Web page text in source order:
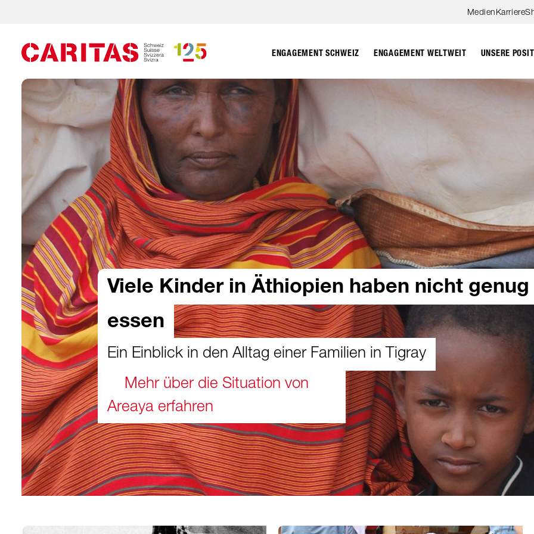
Zum Hauptinhalt springen
MedienKarriere
ENGAGEMENT SCHWEIZ ENGAGEMENT WELTWEIT UNSERE
Viele Kinder in Äthiopien haben nicht genug
essen
Ein Einblick in den Alltag einer Familien in Tigray
Mehr über die Situation von
Areaya erfahren